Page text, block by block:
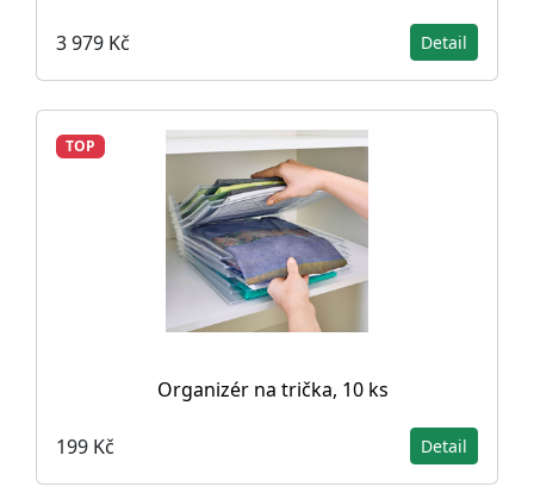
3 979 Kč Detail
TOP
Organizér na trička, 10 ks
199 Kč Detail